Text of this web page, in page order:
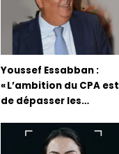
Youssef Essabban :
« L’ambition du CPA est
de dépasser les
et académiques de
formation en